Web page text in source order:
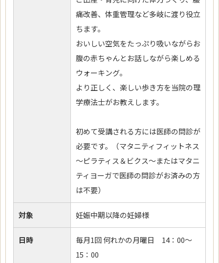
痛改善、体重管理など多岐に渡り役立
ちます。
おいしい空気をたっぷり吸いながらお
腹の赤ちゃんとお話しながら楽しめる
ウォーキング。
より正しく、楽しい歩き方を当院の理
学療法士がお教えします。
初めて受講される方には医師の問診が
必要です。（マタニティフィットネス
～ピラティス＆ビクス～またはマタニ
ティヨーガで医師の問診がお済みの方
は不要）
対象 妊娠中期以降の妊婦様
日時
毎月1回 何れかの月曜日 14：00～
15：00